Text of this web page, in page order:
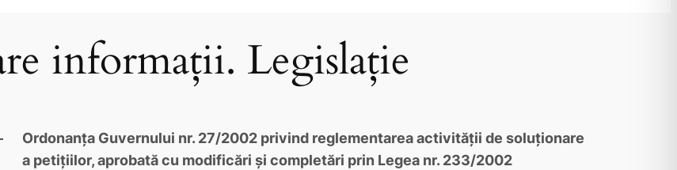
informații. Legislație
Ordonanţa Guvernului nr. 27/2002 privind reglementarea activităţii de soluţionare
a petiţiilor, aprobată cu modificări şi completări prin Legea nr. 233/2002